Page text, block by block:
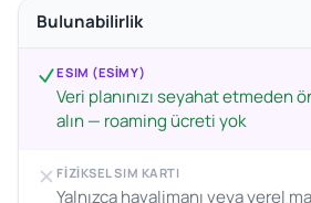
Bulunabilirlik
ESIM (ESIMY)
Veri planınızı seyahat etmeden
alın — roaming ücreti yok
FIZIKSEL SIM KARTI
Yalnızca havalimanı veya yerel